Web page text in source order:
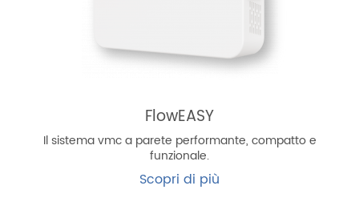
FlowEASY
Il sistema vmc a parete performante, compatto e
funzionale.
Scopri di più